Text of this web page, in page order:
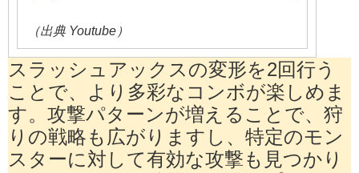
（出典 Youtube）
スラッシュアックスの変形を2回行う
ことで、より多彩なコンボが楽しめま
す。攻撃パターンが増えることで、狩
りの戦略も広がりますし、特定のモン
スターに対して有効な攻撃も見つかり